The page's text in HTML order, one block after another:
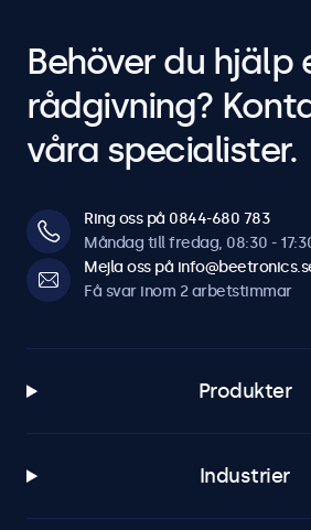
Behöver du hjälp
rådgivning?
våra specialister.
Ring oss på 0844-680 783
Måndag till fredag, 08:30 -
Mejla oss på
Få svar inom 2 arbetstimmar
Produkter
Industrier